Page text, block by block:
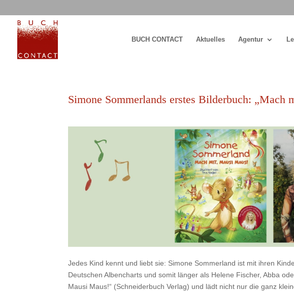
BUCH CONTACT Aktuelles Agentur
Simone Sommerlands erstes Bilderbuch: „Mach
Jedes Kind kennt und liebt sie: Simone Sommerland ist mit ihren
Deutschen Albencharts und somit länger als Helene Fischer, Abba
Mausi Maus!“ (Schneiderbuch Verlag) und lädt nicht nur die ganz